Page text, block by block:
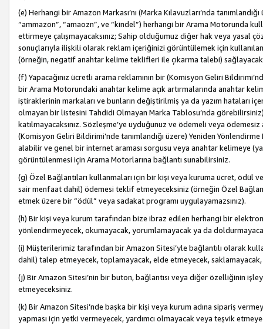
(e) Herhangi bir Amazon Markası’nı (Marka Kılavuzları’nda
“ammazon”, “amaozn”, ve “kindel”) herhangi bir Arama Motorunda
ettirmeye çalışmayacaksınız; Sahip olduğumuz diğer hak veya yasal
sonuçlarıyla ilişkili olarak reklam içeriğinizi görüntülemek için
(örneğin, negatif anahtar kelime teklifleri ile çıkarma talebi)
(f) Yapacağınız ücretli arama reklamının bir (Komisyon Geliri
bir Arama Motorundaki anahtar kelime açık artırmalarında anahtar
iştiraklerinin markaları ve bunların değiştirilmiş ya da yazım hataları
olmayan bir listesini Tahdidi Olmayan Marka Tablosu’nda
katılmayacaksınız. Sözleşme’ye uyduğunuz ve ödemeli veya
(Komisyon Geliri Bildirimi’nde tanımlandığı üzere) Yeniden
alabilir ve genel bir internet araması sorgusu veya anahtar kelimeye
görüntülenmesi için Arama Motorlarına bağlantı sunabilirsiniz.
(g) Özel Bağlantıları kullanmaları için bir kişi veya kuruma ücret, ödül
sair menfaat dahil) ödemesi teklif etmeyeceksiniz (örneğin Özel
etmek üzere bir “ödül” veya sadakat programı uygulayamazsınız).
(h) Bir kişi veya kurum tarafından bize ibraz edilen herhangi bir
yönlendirmeyecek, okumayacak, yorumlamayacak ya da
(i) Müşterilerimiz tarafından bir Amazon Sitesi’yle bağlantılı olarak
dahil) talep etmeyecek, toplamayacak, elde etmeyecek,
(j) Bir Amazon Sitesi’nin bir buton, bağlantısı veya diğer özelliğinin
etmeyeceksiniz.
(k) Bir Amazon Sitesi’nde başka bir kişi veya kurum adına sipariş
yapması için yetki vermeyecek, yardımcı olmayacak veya teşvik